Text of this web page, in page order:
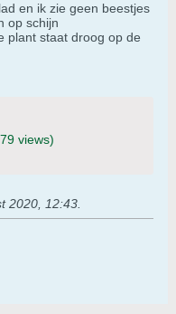
en ik zie geen beestjes
op schijn
plant staat droog op de
views)
2020, 12:43